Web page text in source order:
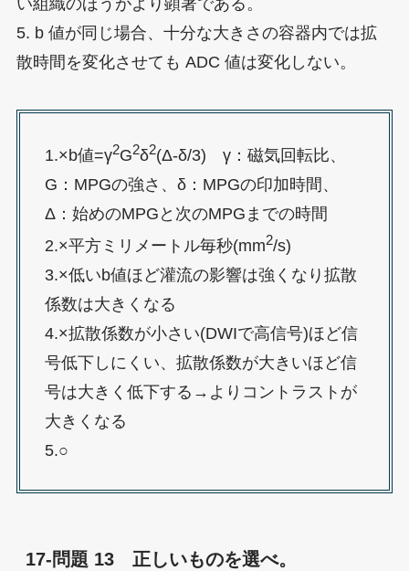
い組織のほうがより顕著である。
5. b 値が同じ場合、十分な大きさの容器内では拡
散時間を変化させても ADC 値は変化しない。
1.×b値=γ2G2δ2(Δ-δ/3) γ：磁気回転比、
G：MPGの強さ、δ：MPGの印加時間、
Δ：始めのMPGと次のMPGまでの時間
2.×平方ミリメートル毎秒(mm2/s)
3.×低いb値ほど灌流の影響は強くなり拡散
係数は大きくなる
4.×拡散係数が小さい(DWIで高信号)ほど信
号低下しにくい、拡散係数が大きいほど信
号は大きく低下する→よりコントラストが
大きくなる
5.○
17-問題 13 正しいものを選べ。